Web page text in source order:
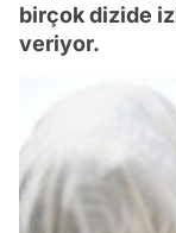
birçok dizide
veriyor.